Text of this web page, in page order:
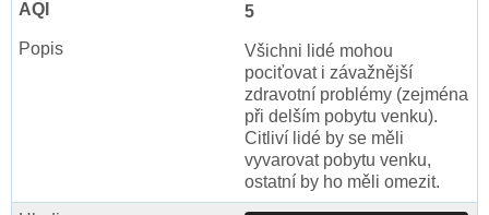
5
Všichni lidé mohou
pociťovat i závažnější
zdravotní problémy (zejména
při delším pobytu venku).
Citliví lidé by se měli
vyvarovat pobytu venku,
ostatní by ho měli omezit.